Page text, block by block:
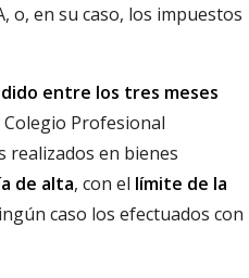
o, en su caso, los impuestos
entre los tres meses
Colegio Profesional
realizados en bienes
de alta, con el límite de la
caso los efectuados con